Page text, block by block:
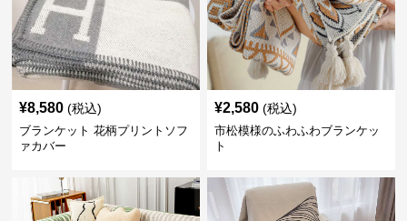
¥8,580 (税込)
ブランケット 花柄プリントソフ
ァカバー
¥2,580 (税込)
市松模様のふわふわブランケッ
ト